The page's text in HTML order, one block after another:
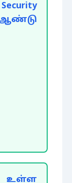
உள்ள